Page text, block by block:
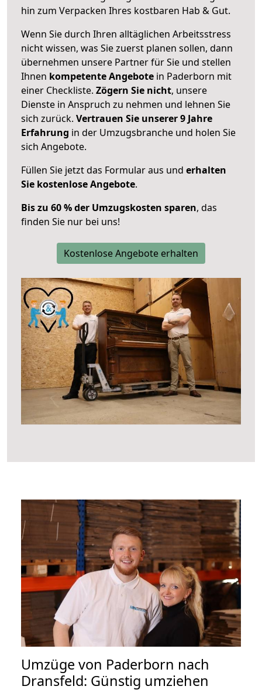
hin zum Verpacken Ihres kostbaren Hab & Gut.
Wenn Sie durch Ihren alltäglichen Arbeitsstress
nicht wissen, was Sie zuerst planen sollen, dann
übernehmen unsere Partner für Sie und stellen
Ihnen kompetente Angebote in Paderborn mit
einer Checkliste. Zögern Sie nicht, unsere
Dienste in Anspruch zu nehmen und lehnen Sie
sich zurück. Vertrauen Sie unserer 9 Jahre
Erfahrung in der Umzugsbranche und holen Sie
sich Angebote.
Füllen Sie jetzt das Formular aus und erhalten
Sie kostenlose Angebote.
Bis zu 60 % der Umzugskosten sparen, das
finden Sie nur bei uns!
Kostenlose Angebote erhalten
Umzüge von Paderborn nach
Dransfeld: Günstig umziehen